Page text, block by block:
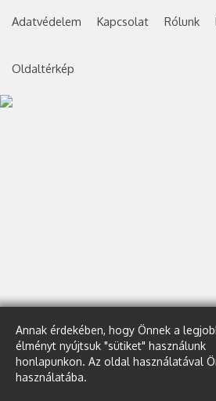
Annak érdekében, hogy Önnek a
élményt nyújtsuk "sütiket" használunk
honlapunkon. Az oldal használatával
használatába.
Adatvédelem Kapcsolat Rólunk
Oldaltérkép